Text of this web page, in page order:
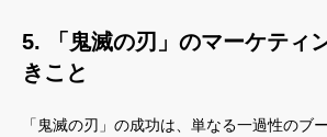
5. 「鬼滅の刃」のマーケティ
きこと
「鬼滅の刃」の成功は、単なる一過性のブ